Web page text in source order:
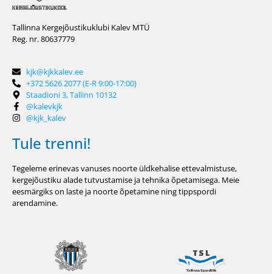
Tallinna Kergejõustikuklubi Kalev MTÜ
Reg. nr. 80637779
kjk@kjkkalev.ee
+372 5626 2077 (E-R 9:00-17:00)
Staadioni 3, Tallinn 10132
@kalevkjk
@kjk_kalev
Tule trenni!
Tegeleme erinevas vanuses noorte üldkehalise ettevalmistuse,
kergejõustiku alade tutvustamise ja tehnika õpetamisega. Meie
eesmärgiks on laste ja noorte õpetamine ning tippspordi
arendamine.